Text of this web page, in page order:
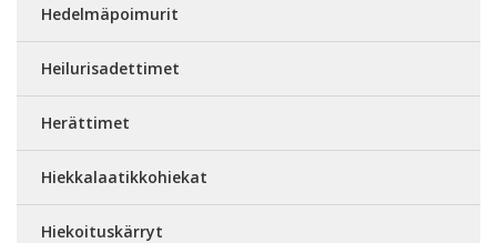
Hedelmäpoimurit
Heilurisadettimet
Herättimet
Hiekkalaatikkohiekat
Hiekoituskärryt